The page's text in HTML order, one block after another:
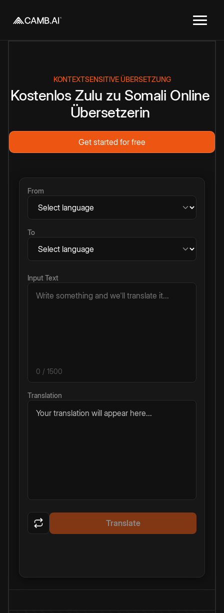
KONTEXTSENSITIVE ÜBERSETZUNG
Kostenlos Zulu zu Somali Online
Übersetzerin
Get started for free
From
To
Input Text
0 / 1500
Translation
Your translation will appear here...
Translate